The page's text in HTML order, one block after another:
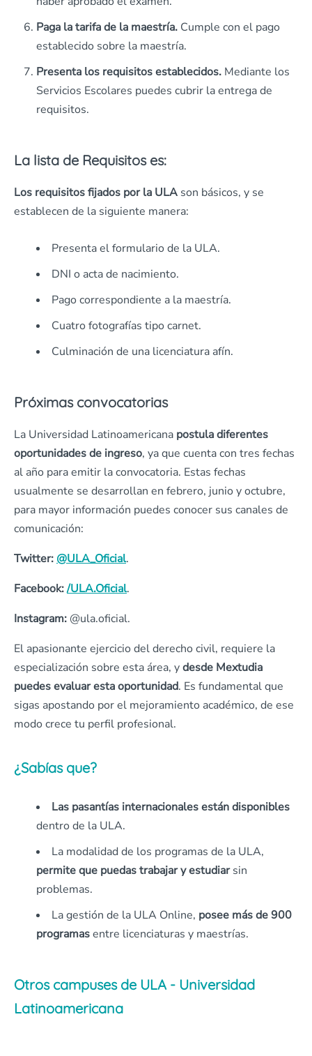
Paga la tarifa de la maestría. Cumple con el pago
establecido sobre la maestría.
Presenta los requisitos establecidos. Mediante los
Servicios Escolares puedes cubrir la entrega de
requisitos.
La lista de Requisitos es:
Los requisitos fijados por la ULA son básicos, y se
establecen de la siguiente manera:
Presenta el formulario de la ULA.
DNI o acta de nacimiento.
Pago correspondiente a la maestría.
Cuatro fotografías tipo carnet.
Culminación de una licenciatura afín.
Próximas convocatorias
La Universidad Latinoamericana postula diferentes
oportunidades de ingreso, ya que cuenta con tres fechas
al año para emitir la convocatoria. Estas fechas
usualmente se desarrollan en febrero, junio y octubre,
para mayor información puedes conocer sus canales de
comunicación:
Twitter: @ULA_Oficial.
Facebook:/ULA.Oficial.
Instagram: @ula.oficial.
El apasionante ejercicio del derecho civil, requiere la
especialización sobre esta área, ydesde Mextudia
puedes evaluar esta oportunidad. Es fundamental que
sigas apostando por el mejoramiento académico, de ese
modo crece tu perfil profesional.
¿Sabías que?
Las pasantías internacionales están disponibles
dentro de la ULA.
La modalidad de los programas de la ULA,
permite que puedas trabajar y estudiarsin
problemas.
La gestión de la ULA Online, posee más de 900
programasentre licenciaturas y maestrías.
Otros campuses de ULA - Universidad
Latinoamericana